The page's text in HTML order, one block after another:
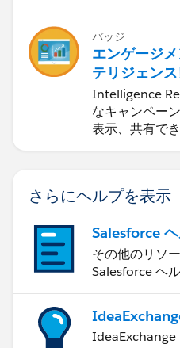
バッジ
エンゲージ
テリジェン
Intelligence
なキャンペー
表示、共有でき
さらにヘルプを表示
Salesforce
その他のリソ
Salesforce ヘ
IdeaExchange